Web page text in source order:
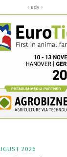
‹ adv ›
2026